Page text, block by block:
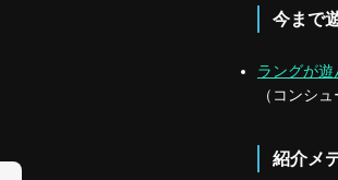
今まで
ラングが遊
（コンシュ
紹介メ